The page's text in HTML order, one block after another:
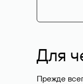
Для
Прежде